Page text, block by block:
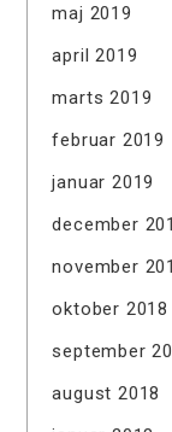
maj 2019
april 2019
marts 2019
februar 2019
januar 2019
december
november
oktober 2018
september
august 2018